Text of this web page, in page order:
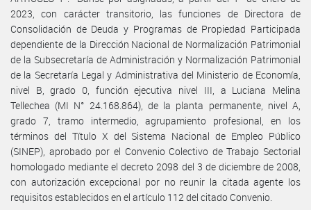
2023, con carácter transitorio, las funciones de Directora de
Consolidación de Deuda y Programas de Propiedad Participada
dependiente de la Dirección Nacional de Normalización Patrimonial
de la Subsecretaría de Administración y Normalización Patrimonial
de la Secretaría Legal y Administrativa del Ministerio de Economía,
nivel B, grado 0, función ejecutiva nivel III, a Luciana Melina
Tellechea (MI N° 24.168.864), de la planta permanente, nivel A,
grado 7, tramo intermedio, agrupamiento profesional, en los
términos del Título X del Sistema Nacional de Empleo Público
(SINEP), aprobado por el Convenio Colectivo de Trabajo Sectorial
homologado mediante el decreto 2098 del 3 de diciembre de 2008,
con autorización excepcional por no reunir la citada agente los
requisitos establecidos en el artículo 112 del citado Convenio.